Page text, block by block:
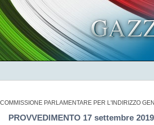
COMMISSIONE PARLAMENTARE PER L'INDIRIZZO
PROVVEDIMENTO 17 settembre 2019